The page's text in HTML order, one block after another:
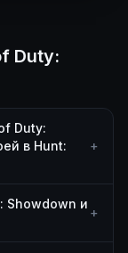
Duty:
Duty:
в Hunt:
+
Showdown и
+